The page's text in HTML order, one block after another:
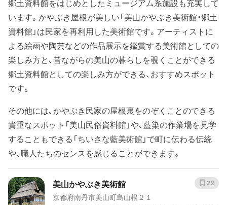
郷土資料館をはじめとしたミュージアム系施設も充実して
います。かやぶき屋根が美しい「美山かやぶき美術館・郷土
資料館」は民家を再利用した美術館です。アーティストに
よる絵画や陶芸などの作品展示を鑑賞する美術館としての
楽しみ方と、昔ながらの美山の暮らしを覗くことができる
郷土資料館としての楽しみ方ができる、おすすめスポット
です。
その他には、かやぶき民家の屋根裏をのぞくことのできる
貴重なスポット「美山民俗資料館」や、藍染の作業場を見学
することもできる「ちいさな藍美術館」で町に伝わる伝統
や、職人たちのセンスを感じることができます。
美山かやぶき美術館
京都府南丹市美山町島山根２１
29